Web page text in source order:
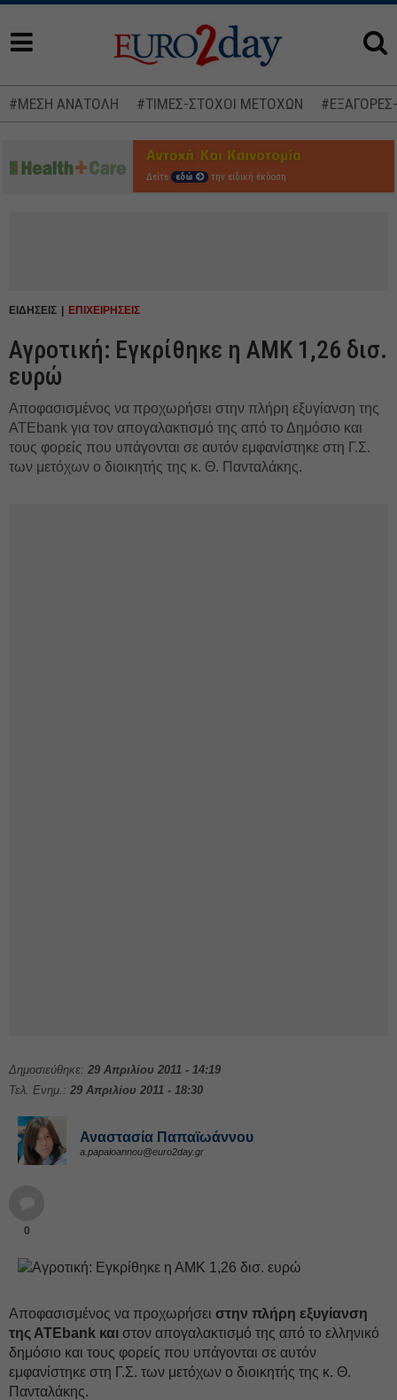
#ΜΕΣΗ ΑΝΑΤΟΛΗ #ΤΙΜΕΣ-ΣΤΟΧΟΙ ΜΕΤΟΧΩΝ
Δείτε εδώ την ειδική έκδοση
ΕΙΔΗΣΕΙΣ ΕΠΙΧΕΙΡΗΣΕΙΣ
Αγροτική: Εγκρίθηκε η ΑΜΚ 1,26 δισ.
ευρώ
Αποφασισμένος να προχωρήσει στην πλήρη εξυγίανση της
ΑΤΕbank για τον απογαλακτισμό της από το Δημόσιο και
τους φορείς που υπάγονται σε αυτόν εμφανίστηκε στη Γ.Σ.
των μετόχων ο διοικητής της κ. Θ. Πανταλάκης.
Δημοσιεύθηκε: 29 Απριλίου 2011 - 14:19
Τελ. Ενημ.: 29 Απριλίου 2011 - 18:30
Αναστασία Παπαϊωάννου
a.papaioannou@euro2day.gr
0
Αποφασισμένος να προχωρήσει στην πλήρη εξυγίανση
της ΑΤΕbank και στον απογαλακτισμό της από το ελληνικό
δημόσιο και τους φορείς που υπάγονται σε αυτόν
εμφανίστηκε στη Γ.Σ. των μετόχων ο διοικητής της κ. Θ.
Πανταλάκης.